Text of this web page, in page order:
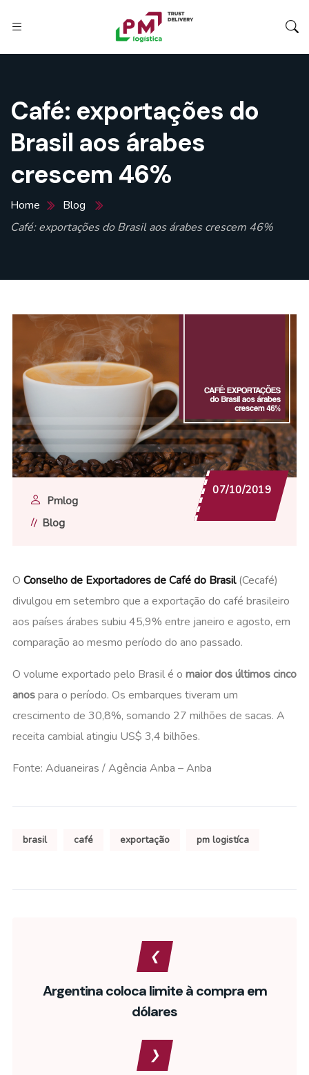
Café: exportações do
Brasil aos árabes
crescem 46%
Home
Blog
Café: exportações do Brasil aos árabes crescem 46%
Pmlog
Blog
07/10/2019
O Conselho de Exportadores de Café do Brasil(Cecafé)
divulgou em setembro que a exportação do café brasileiro
aos países árabes subiu 45,9% entre janeiro e agosto, em
comparação ao mesmo período do ano passado.
O volume exportado pelo Brasil é o maior dos últimos cinco
anospara o período. Os embarques tiveram um
crescimento de 30,8%, somando 27 milhões de sacas. A
receita cambial atingiu US$ 3,4 bilhões.
Fonte: Aduaneiras / Agência Anba – Anba
brasil café exportação pm logistíca
Argentina coloca limite à compra em
dólares